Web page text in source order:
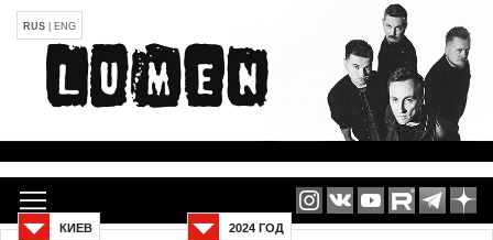
RUS ENG
2024 ГОД
КИЕВ